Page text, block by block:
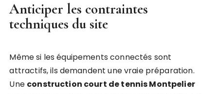
Anticiper les contraintes
techniques du site
Même si les équipements connectés sont
attractifs, ils demandent une vraie préparation.
Une construction court de tennis Montpelier